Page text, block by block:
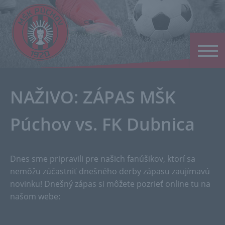
NAŽIVO: ZÁPAS MŠK
Púchov vs. FK Dubnica
Dnes sme pripravili pre našich fanúšikov, ktorí sa
nemôžu zúčastniť dnešného derby zápasu zaujímavú
novinku! Dnešný zápas si môžete pozrieť online tu na
našom webe: